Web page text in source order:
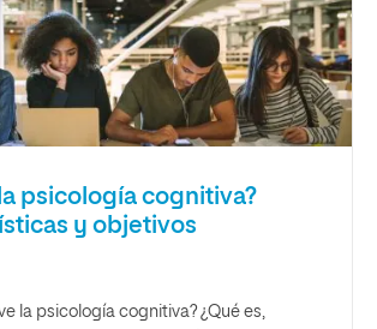
psicología cognitiva?
y objetivos
la psicología cognitiva? ¿Qué es,